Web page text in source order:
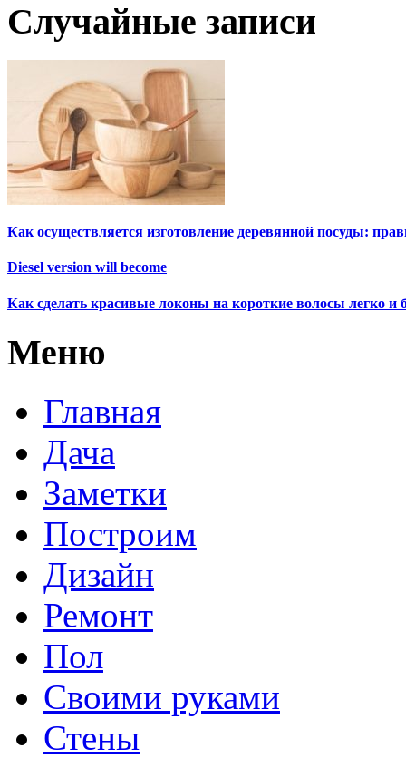
Случайные записи
Как осуществляется изготовление деревянной посуды:
Diesel version will become
Как сделать красивые локоны на короткие волосы легко и
Меню
Главная
Дача
Заметки
Построим
Дизайн
Ремонт
Пол
Своими руками
Стены